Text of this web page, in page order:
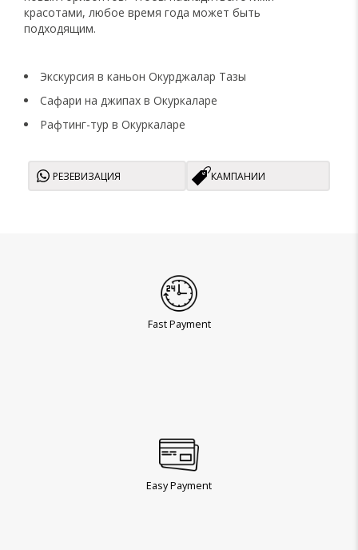
красотами, любое время года может быть
подходящим.
Экскурсия в каньон Окурджалар Тазы
Сафари на джипах в Окуркаларе
Рафтинг-тур в Окуркаларе
РЕЗЕВИЗАЦИЯ КАМПАНИИ
Fast Payment
Easy Payment